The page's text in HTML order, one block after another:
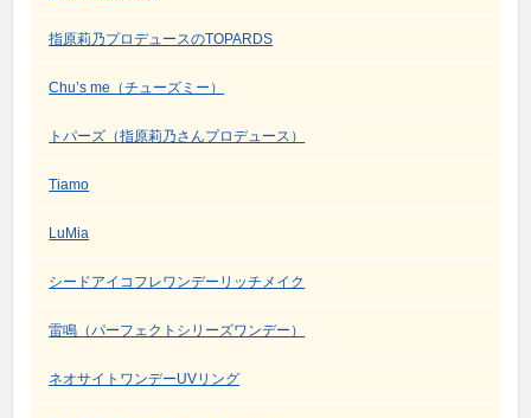
指原莉乃プロデュースのTOPARDS
Chu’s me（チューズミー）
トパーズ（指原莉乃さんプロデュース）
Tiamo
LuMia
シードアイコフレワンデーリッチメイク
雷鳴（パーフェクトシリーズワンデー）
ネオサイトワンデーUVリング